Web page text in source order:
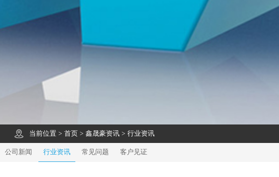
当前位置 > 首页 > 鑫晟豪资讯 > 行业资讯
公司新闻 行业资讯 常见问题 客户见证